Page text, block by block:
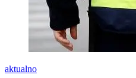
aktualno